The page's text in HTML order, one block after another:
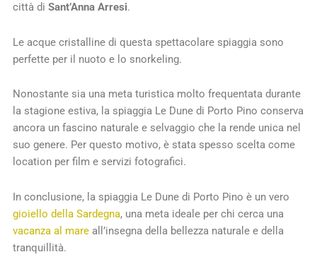
città di Sant’Anna Arresi.
Le acque cristalline di questa spettacolare spiaggia sono
perfette per il nuoto e lo snorkeling.
Nonostante sia una meta turistica molto frequentata durante
la stagione estiva, la spiaggia Le Dune di Porto Pino conserva
ancora un fascino naturale e selvaggio che la rende unica nel
suo genere. Per questo motivo, è stata spesso scelta come
location per film e servizi fotografici.
In conclusione, la spiaggia Le Dune di Porto Pino è un vero
gioiello della Sardegna, una meta ideale per chi cerca una
vacanza al mare all’insegna della bellezza naturale e della
tranquillità.